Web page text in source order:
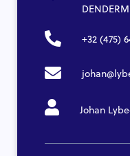
+32 (475)
Johan